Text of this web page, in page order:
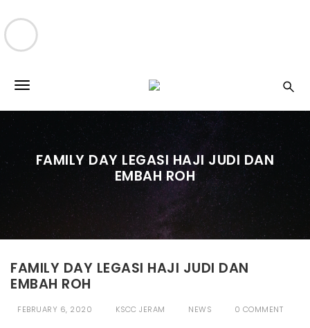
o
T
g
e
n
a
v
i
FAMILY DAY LEGASI HAJI JUDI DAN
EMBAH ROH
FAMILY DAY LEGASI HAJI JUDI DAN
EMBAH ROH
FEBRUARY 6, 2020 KSCC JERAM NEWS 0 COMMENT